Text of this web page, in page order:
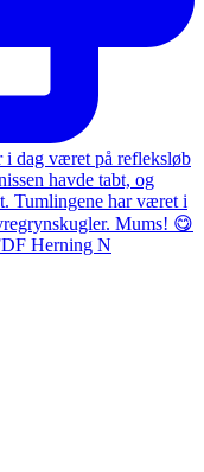
Herning N